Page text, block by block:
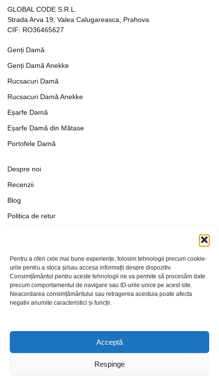
Pentru a oferi cele mai bune experiențe, folosim tehnologii precum cookie-
urile pentru a stoca și/sau accesa informații despre dispozitiv.
Consimțământul pentru aceste tehnologii ne va permite să procesăm date
precum comportamentul de navigare sau ID-urile unice pe acest site.
Neacordarea consimțământului sau retragerea acestuia poate afecta
negativ anumite caracteristici și funcții.
Acceptă
Respinge
GLOBAL CODE S.R.L.
Strada Arva 19, Valea Calugareasca, Prahova
CIF: RO36465627
Genți Damă
Genți Damă Anekke
Rucsacuri Damă
Rucsacuri Damă Anekke
Eșarfe Damă
Eșarfe Damă din Mătase
Portofele Damă
Despre noi
Recenzii
Blog
Politica de retur
Politica de Confidențialitate
Politica de cookies
Setări Cookie-uri
Contact